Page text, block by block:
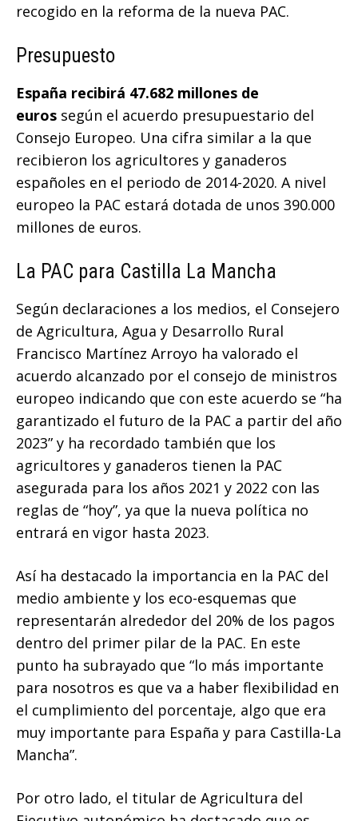
recogido en la reforma de la nueva PAC.
Presupuesto
España recibirá 47.682 millones de
euros según el acuerdo presupuestario del
Consejo Europeo. Una cifra similar a la que
recibieron los agricultores y ganaderos
españoles en el periodo de 2014-2020. A nivel
europeo la PAC estará dotada de unos 390.000
millones de euros.
La PAC para Castilla La Mancha
Según declaraciones a los medios, el Consejero
de Agricultura, Agua y Desarrollo Rural
Francisco Martínez Arroyo ha valorado el
acuerdo alcanzado por el consejo de ministros
europeo indicando que con este acuerdo se “ha
garantizado el futuro de la PAC a partir del año
2023” y ha recordado también que los
agricultores y ganaderos tienen la PAC
asegurada para los años 2021 y 2022 con las
reglas de “hoy”, ya que la nueva política no
entrará en vigor hasta 2023.
Así ha destacado la importancia en la PAC del
medio ambiente y los eco-esquemas que
representarán alrededor del 20% de los pagos
dentro del primer pilar de la PAC. En este
punto ha subrayado que “lo más importante
para nosotros es que va a haber flexibilidad en
el cumplimiento del porcentaje, algo que era
muy importante para España y para Castilla-La
Mancha”.
Por otro lado, el titular de Agricultura del